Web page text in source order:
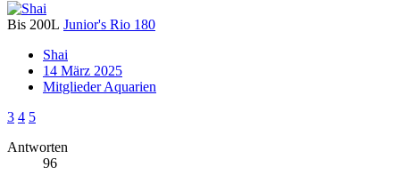
Bis 200L Junior's Rio 180
Shai
14 März 2025
Mitglieder Aquarien
3 4 5
Antworten
96